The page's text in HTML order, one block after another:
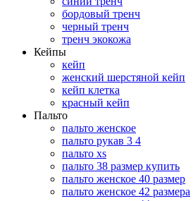
бордовый тренч
черный тренч
тренч экокожа
Кейпы
кейп
женский шерстяной кейп
кейп клетка
красный кейп
Пальто
пальто женское
пальто рукав 3 4
пальто xs
пальто 38 размер купить
пальто женское 40 размер
пальто женское 42 размера